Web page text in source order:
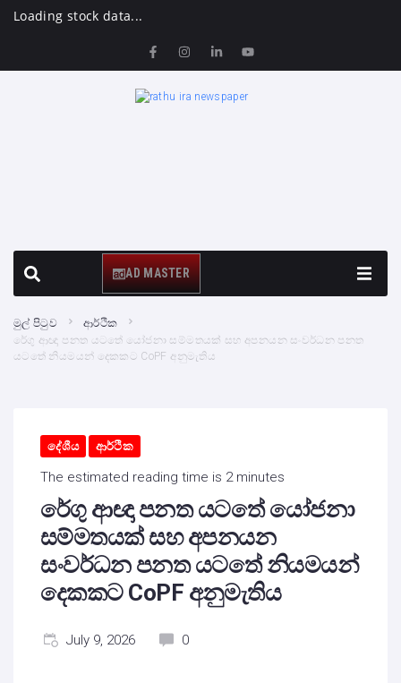
Loading stock data...
AD MASTER
මුල් පිටුව
ආර්ථික
රේගු ආඥා පනත යටතේ යෝජනා සම්මතයක් සහ අපනයන සංවර්ධන පනත
යටතේ නියමයන් දෙකකට CoPF අනුමැතිය
දේශීය ආර්ථික
The estimated reading time is 2 minutes
රේගු ආඥා පනත යටතේ යෝජනා
සම්මතයක් සහ අපනයන
සංවර්ධන පනත යටතේ නියමයන්
දෙකකට CoPF අනුමැතිය
July 9, 2026 0